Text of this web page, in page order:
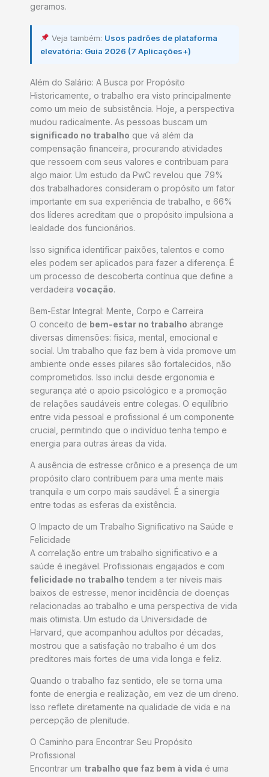
geramos.
Veja também: Usos padrões de plataforma
elevatória: Guia 2026 (7 Aplicações+)
Além do Salário: A Busca por Propósito
Historicamente, o trabalho era visto principalmente
como um meio de subsistência. Hoje, a perspectiva
mudou radicalmente. As pessoas buscam um
significado no trabalho que vá além da
compensação financeira, procurando atividades
que ressoem com seus valores e contribuam para
algo maior. Um estudo da PwC revelou que 79%
dos trabalhadores consideram o propósito um fator
importante em sua experiência de trabalho, e 66%
dos líderes acreditam que o propósito impulsiona a
lealdade dos funcionários.
Isso significa identificar paixões, talentos e como
eles podem ser aplicados para fazer a diferença. É
um processo de descoberta contínua que define a
verdadeira vocação.
Bem-Estar Integral: Mente, Corpo e Carreira
O conceito de bem-estar no trabalho abrange
diversas dimensões: física, mental, emocional e
social. Um trabalho que faz bem à vida promove um
ambiente onde esses pilares são fortalecidos, não
comprometidos. Isso inclui desde ergonomia e
segurança até o apoio psicológico e a promoção
de relações saudáveis entre colegas. O equilíbrio
entre vida pessoal e profissional é um componente
crucial, permitindo que o indivíduo tenha tempo e
energia para outras áreas da vida.
A ausência de estresse crônico e a presença de um
propósito claro contribuem para uma mente mais
tranquila e um corpo mais saudável. É a sinergia
entre todas as esferas da existência.
O Impacto de um Trabalho Significativo na Saúde e
Felicidade
A correlação entre um trabalho significativo e a
saúde é inegável. Profissionais engajados e com
felicidade no trabalho tendem a ter níveis mais
baixos de estresse, menor incidência de doenças
relacionadas ao trabalho e uma perspectiva de vida
mais otimista. Um estudo da Universidade de
Harvard, que acompanhou adultos por décadas,
mostrou que a satisfação no trabalho é um dos
preditores mais fortes de uma vida longa e feliz.
Quando o trabalho faz sentido, ele se torna uma
fonte de energia e realização, em vez de um dreno.
Isso reflete diretamente na qualidade de vida e na
percepção de plenitude.
O Caminho para Encontrar Seu Propósito
Profissional
Encontrar um trabalho que faz bem à vida é uma